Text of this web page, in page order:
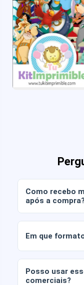
Como recebo
após a compra?
conta ou
Em que
DPI). Alguns
Posso usar
comerciais?